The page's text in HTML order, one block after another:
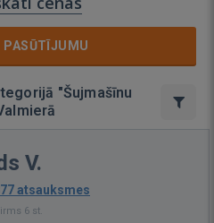
PASŪTĪJUMU
"Šujmašīnu
V.
atsauksmes
6 st.